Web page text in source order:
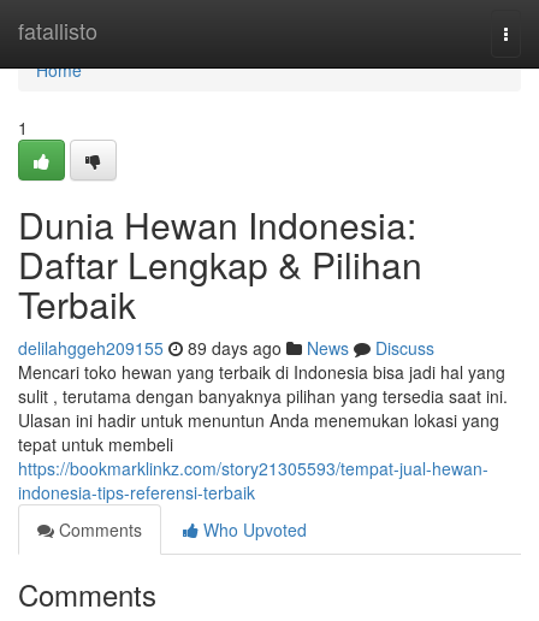
fatallisto
Home
Home
1
Dunia Hewan Indonesia:
Daftar Lengkap & Pilihan
Terbaik
delilahggeh209155 89 days ago News
Discuss
Mencari toko hewan yang terbaik di Indonesia bisa jadi hal yang
sulit , terutama dengan banyaknya pilihan yang tersedia saat ini.
Ulasan ini hadir untuk menuntun Anda menemukan lokasi yang
tepat untuk membeli
https://bookmarklinkz.com/story21305593/tempat-jual-hewan-
indonesia-tips-referensi-terbaik
Comments
Who Upvoted
Comments